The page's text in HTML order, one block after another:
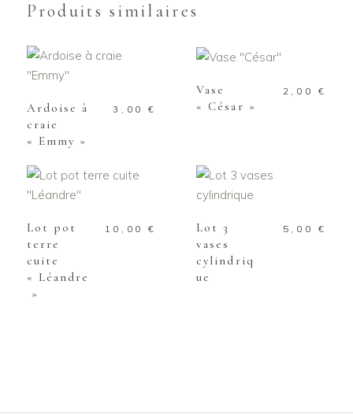
Produits similaires
AJOUTER AU
Ardoise à
craie
« Emmy »
3,00€
PANIER
Vase
« César »
2,00 €
AJOUTER AU
PANIER
Lot pot
terre
cuite
« Léandre
»
10,00€
AJOUTER AU
Lot 3
vases
cylindriq
ue
5,00 €